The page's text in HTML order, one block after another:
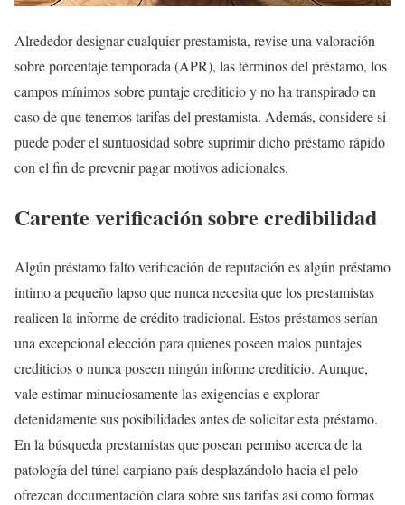
Alrededor designar cualquier prestamista, revise una valoración
sobre porcentaje temporada (APR), las términos del préstamo, los
campos mínimos sobre puntaje crediticio y no ha transpirado en
caso de que tenemos tarifas del prestamista. Además, considere si
puede poder el suntuosidad sobre suprimir dicho préstamo rápido
con el fin de prevenir pagar motivos adicionales.
Carente verificación sobre credibilidad
Algún préstamo falto verificación de reputación es algún préstamo
intimo a pequeño lapso que nunca necesita que los prestamistas
realicen la informe de crédito tradicional. Estos préstamos serían
una excepcional elección para quienes poseen malos puntajes
crediticios o nunca poseen ningún informe crediticio. Aunque,
vale estimar minuciosamente las exigencias e explorar
detenidamente sus posibilidades antes de solicitar esta préstamo.
En la búsqueda prestamistas que posean permiso acerca de la
patologí­a del túnel carpiano país desplazándolo hacia el pelo
ofrezcan documentación clara sobre sus tarifas así­ como formas